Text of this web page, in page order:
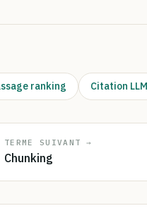
ranking Citation LLM
TERME SUIVANT →
Chunking